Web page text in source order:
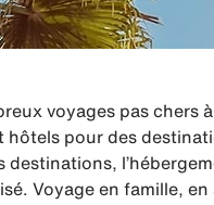
voyages pas
hôtels pour des
destinations,
Voyage en famille,